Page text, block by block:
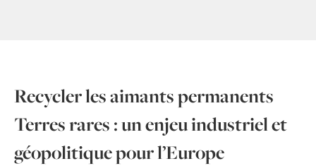
Recycler les aimants permanents
Terres rares : un enjeu industriel et
géopolitique pour l’Europe